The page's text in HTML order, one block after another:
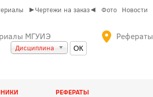
►Чертежи на заказ◄ Фото Новости
МГУИЭ
Дисциплина
РЕФЕРАТЫ